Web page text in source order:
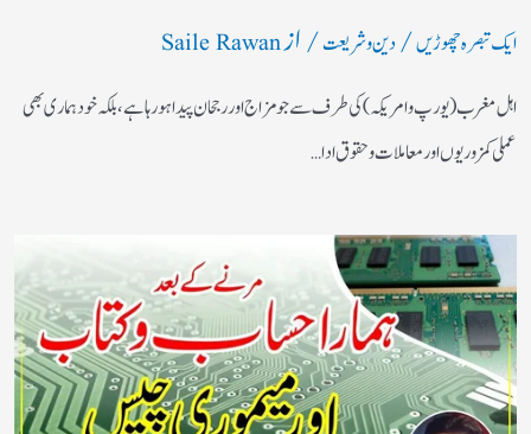
ایک تبصرہ چھوڑیں/دین و شریعت/ ازSaile Rawan
اہل مغرب (یورپ و امریکہ)کی طرف سے جو مزاج اور رجحان پیدا ہورہا ہے، بلکہ خود ہماری بھی
عملی کمزوریوں اور معاملات و حقوق ادا…